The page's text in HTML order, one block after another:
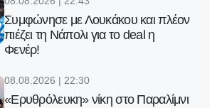
Συμφώνησε με Λουκάκου και πλέον
πιέζει τη Νάπολι για το deal η
Φενέρ!
08.08.2026 | 22:30
«Ερυθρόλευκη» νίκη στο Παραλίμνι